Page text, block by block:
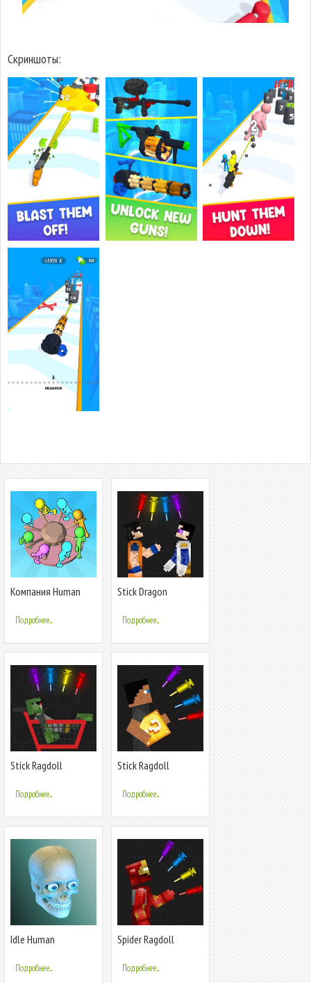
Скриншоты:
Компания Human
Подробнее...
Stick Dragon
Подробнее...
Stick Ragdoll
Human
Подробнее...
Stick Ragdoll
Craft
Подробнее...
Idle Human
Подробнее...
Spider Ragdoll
Human
Подробнее...